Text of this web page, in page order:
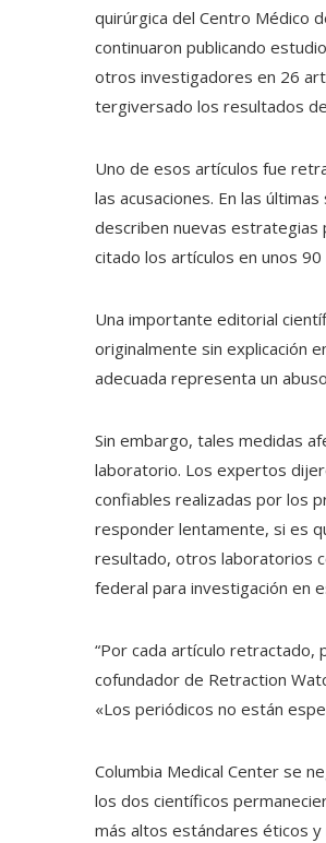
quirúrgica del Centro Médico
continuaron publicando
otros investigadores en 26
tergiversado los resultados
Uno de esos artículos fue
las acusaciones. En las
describen nuevas estrategias
citado los artículos en unos 90
Una importante editorial
originalmente sin explicación
adecuada representa un
Sin embargo, tales medidas
laboratorio. Los expertos
confiables realizadas por los
responder lentamente, si es
resultado, otros laboratorios
federal para investigación en
“Por cada artículo retractado,
cofundador de Retraction
«Los periódicos no están
Columbia Medical Center se
los dos científicos
más altos estándares éticos